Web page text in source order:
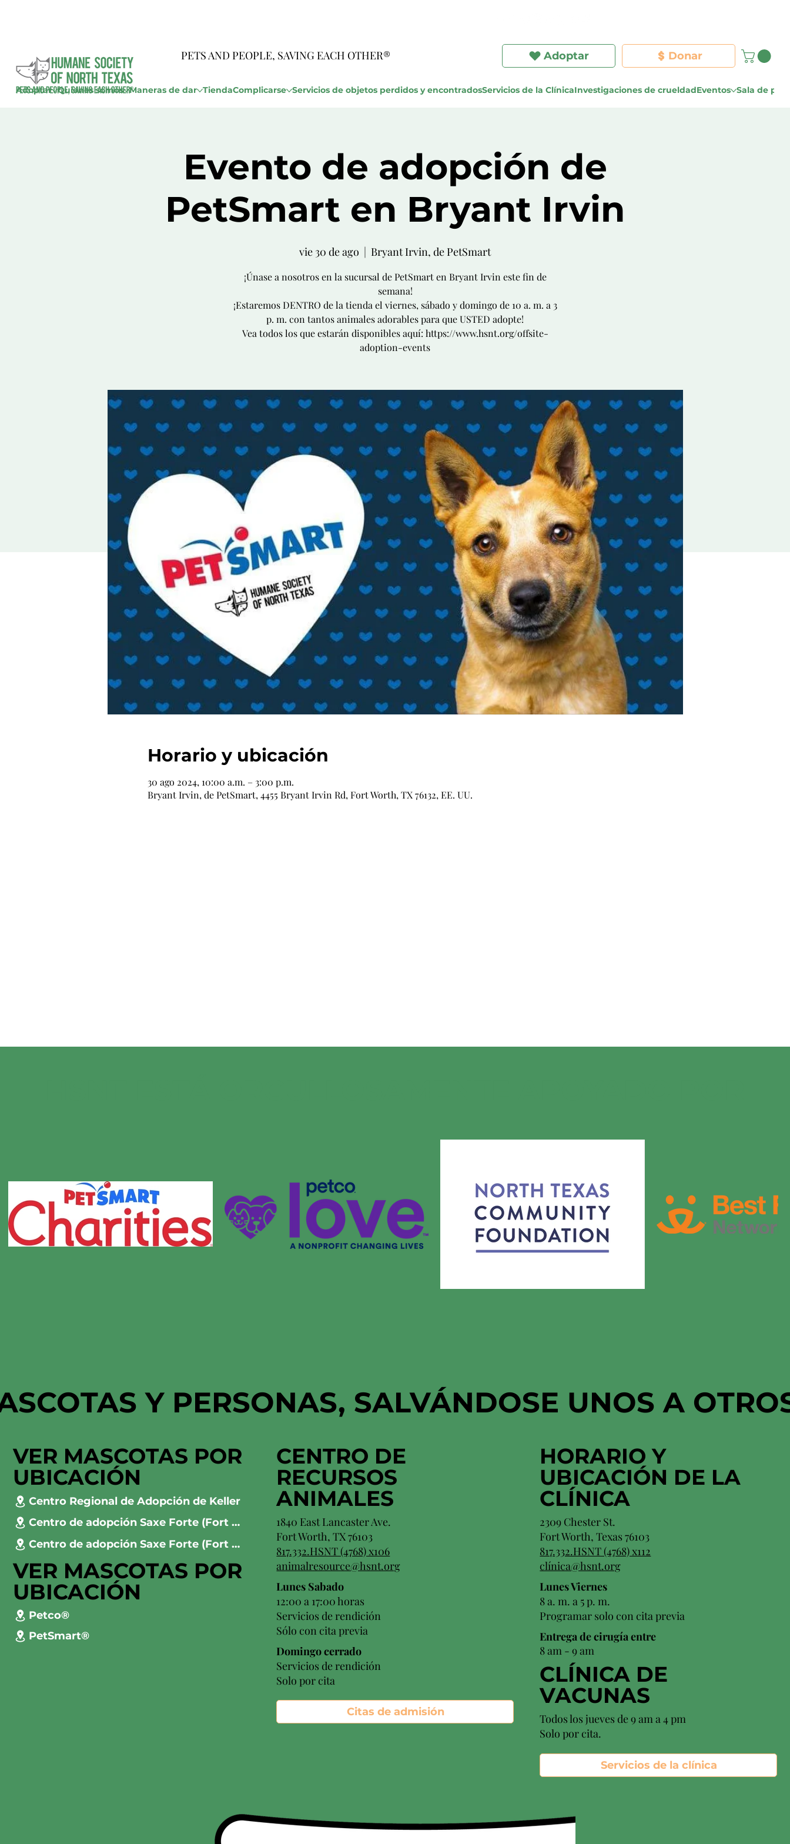
PETS AND PEOPLE, SAVING EACH OTHER® Adoptar Donar
Adoptar Quienes somos Maneras de dar TiendaComplicarse Servicios de objetos perdidos y encontradosServicios de la ClínicaInvestigaciones de crueldadEventos Sala de
Evento de adopción de
PetSmart en Bryant Irvin
vie 30 de ago
  |
Bryant Irvin, de PetSmart
¡Únase a nosotros en la sucursal de PetSmart en Bryant Irvin este fin de
semana!
¡Estaremos DENTRO de la tienda el viernes, sábado y domingo de 10 a. m. a 3
p. m. con tantos animales adorables para que USTED adopte!
Vea todos los que estarán disponibles aquí: https://www.hsnt.org/offsite-
Horario y ubicación
30 ago 2024, 10:00 a.m. – 3:00 p.m.
Bryant Irvin, de PetSmart, 4455 Bryant Irvin Rd, Fort Worth, TX 76132, EE. UU.
Y PERSONAS, SALVÁNDOSE UNOS A
VER MASCOTAS POR
UBICACIÓN
Centro Regional de Adopción de Keller
Centro de adopción Saxe Forte (Fort Worth)
Centro de adopción Saxe Forte (Fort Worth)
VER MASCOTAS POR
UBICACIÓN
Petco®
PetSmart®
CENTRO DE
RECURSOS
ANIMALES
1840 East Lancaster Ave.
Fort Worth, TX 76103
817.332.HSNT (4768) x106
animalresource@hsnt.org
Lunes Sabado
12:00 a 17:00 horas
Servicios de rendición
Sólo con cita previa
Domingo cerrado
Servicios de rendición
Solo por cita
Citas de admisión
HORARIO Y
UBICACIÓN DE LA
CLÍNICA
2309 Chester St.
Fort Worth, Texas 76103
817.332.HSNT (4768) x112
clínica@hsnt.org
Lunes Viernes
8 a. m. a 5 p. m.
Programar solo con cita previa
Entrega de cirugía entre
8 am - 9 am
CLÍNICA DE
VACUNAS
Todos los jueves de 9 am a 4 pm
Solo por cita.
Servicios de la clínica